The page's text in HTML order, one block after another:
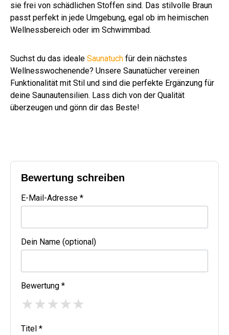
sie frei von schädlichen Stoffen sind. Das stilvolle Braun
passt perfekt in jede Umgebung, egal ob im heimischen
Wellnessbereich oder im Schwimmbad.
Suchst du das ideale Saunatuch für dein nächstes
Wellnesswochenende? Unsere Saunatücher vereinen
Funktionalität mit Stil und sind die perfekte Ergänzung für
deine Saunautensilien. Lass dich von der Qualität
überzeugen und gönn dir das Beste!
Bewertung schreiben
E-Mail-Adresse *
Dein Name (optional)
Bewertung *
★★★★★
Titel *